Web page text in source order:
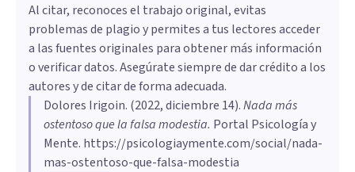
Al citar, reconoces el trabajo original, evitas
problemas de plagio y permites a tus lectores acceder
a las fuentes originales para obtener más información
o verificar datos. Asegúrate siempre de dar crédito a los
autores y de citar de forma adecuada.
Dolores Irigoin. (2022, diciembre 14).Nada más
ostentoso que la falsa modestia. Portal Psicología y
Mente. https://psicologiaymente.com/social/nada-
mas-ostentoso-que-falsa-modestia